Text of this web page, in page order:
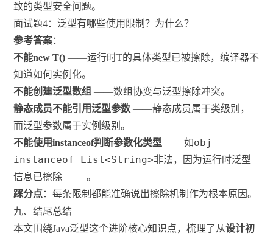
致的类型安全问题。
面试题4：泛型有哪些使用限制？为什么？
参考答案：
不能new T() ——运行时T的具体类型已被擦除，编译器不
知道如何实例化。
不能创建泛型数组 ——数组协变与泛型擦除冲突。
静态成员不能引用泛型参数 ——静态成员属于类级别，
而泛型参数属于实例级别。
不能使用instanceof判断参数化类型 ——如obj
instanceof List<String>非法，因为运行时泛型
信息已擦除
。
踩分点：每条限制都能准确说出擦除机制作为根本原因。
九、结尾总结
本文围绕Java泛型这个进阶核心知识点，梳理了从设计初